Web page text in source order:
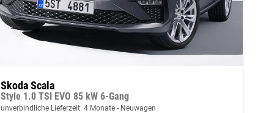
Skoda Scala
Style 1.0 TSI EVO 85 kW 6-Gang
unverbindliche Lieferzeit: 4 Monate Neuwagen